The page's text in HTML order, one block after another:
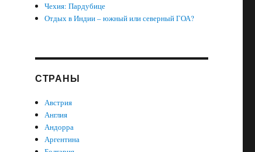
Чехия: Пардубице
Отдых в Индии – южный или северный ГОА?
СТРАНЫ
Австрия
Англия
Андорра
Аргентина